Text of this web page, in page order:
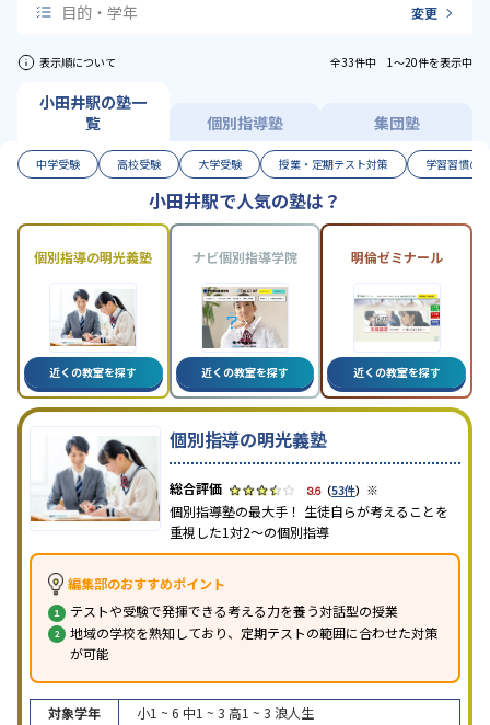
目的・学年 変更
表示順について 全33件中 1〜20件を表示中
小田井駅の塾一
覧
個別指導塾 集団塾
中学受験 高校受験 大学受験 授業・定期テスト対策 学習習慣の
小田井駅で人気の塾は？
個別指導の明光義塾
近くの教室を探す
ナビ個別指導学院
近くの教室を探す
明倫ゼミナール
近くの教室を探す
個別指導の明光義塾
3.6（53件） ※
個別指導塾の最大手！ 生徒自らが考えることを
重視した1対2〜の個別指導
編集部のおすすめポイント
テストや受験で発揮できる考える力を養う対話型の授業
地域の学校を熟知しており、定期テストの範囲に合わせた対策
が可能
対象学年 小1 ~ 6 中1 ~ 3 高1 ~ 3 浪人生